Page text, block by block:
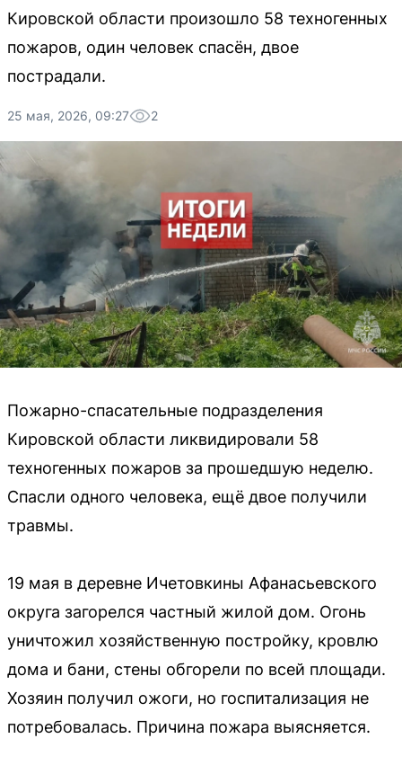
Кировской области произошло 58 техногенных
пожаров, один человек спасён, двое
пострадали.
25 мая, 2026, 09:27 2
Пожарно-спасательные подразделения
Кировской области ликвидировали 58
техногенных пожаров за прошедшую неделю.
Спасли одного человека, ещё двое получили
травмы.
19 мая в деревне Ичетовкины Афанасьевского
округа загорелся частный жилой дом. Огонь
уничтожил хозяйственную постройку, кровлю
дома и бани, стены обгорели по всей площади.
Хозяин получил ожоги, но госпитализация не
потребовалась. Причина пожара выясняется.